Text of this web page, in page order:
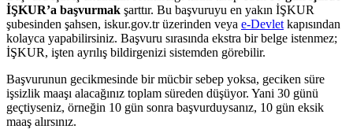
İŞKUR’a başvurmak şarttır. Bu başvuruyu en yakın İŞKUR
şubesinden şahsen, iskur.gov.tr üzerinden veya e-Devlet kapısından
kolayca yapabilirsiniz. Başvuru sırasında ekstra bir belge istenmez;
İŞKUR, işten ayrılış bildirgenizi sistemden görebilir.
Başvurunun gecikmesinde bir mücbir sebep yoksa, geciken süre
işsizlik maaşı alacağınız toplam süreden düşüyor. Yani 30 günü
geçtiyseniz, örneğin 10 gün sonra başvurduysanız, 10 gün eksik
maaş alırsınız.